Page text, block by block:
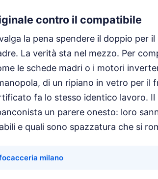
contro il compatibile
la pena spendere il doppio per
La verità sta nel mezzo. Per
le schede madri o i motori
di un ripiano in vetro per il
fa lo stesso identico lavoro. Il
un parere onesto: loro
e quali sono spazzatura che si
milano